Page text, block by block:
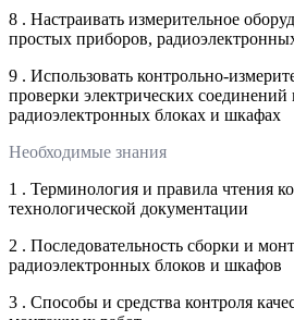
8 . Настраивать измерительное
простых приборов,
9 . Использовать контрольно-
проверки электрических
радиоэлектронных блоках и шкафах
Необходимые знания
1 . Терминология и правила чтения
технологической документации
2 . Последовательность сборки и
радиоэлектронных блоков и шкафов
3 . Способы и средства контроля